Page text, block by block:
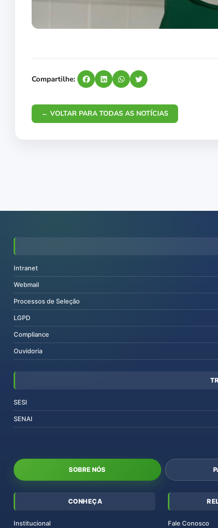
Compartilhe:
← VOLTAR PARA TODAS AS NOTÍCIAS
Intranet
Webmail
Processos de Seleção
LGPD
Compliance
Ouvidoria
SESI
SENAI
SOBRE NÓS
CONHEÇA
Institucional Fale Conosco